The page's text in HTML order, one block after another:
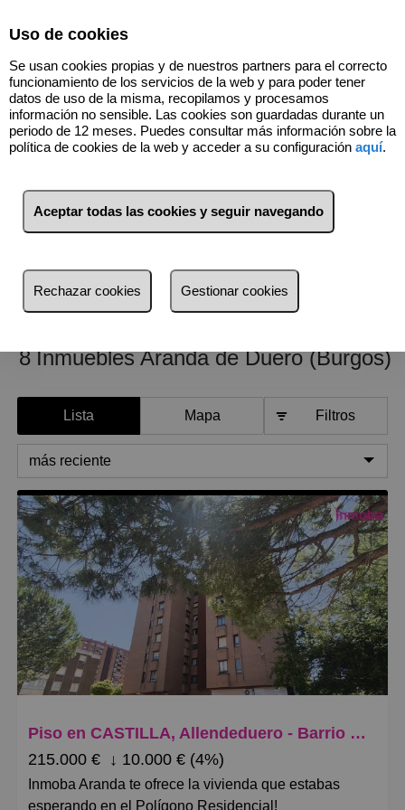
947501662
8 Inmuebles Aranda de Duero (Burgos)
Lista Mapa Filtros
más reciente
más reciente
Menos reciente
Baratos
Caros
Pequeños
Grandes
Piso en CASTILLA, Allendeduero - Barrio de la Estación
215.000 € ↓ 10.000 € (4%)
esperando en el Polígono Residencial!
Uso de cookies
Se usan cookies propias y de nuestros partners para el correcto
funcionamiento de los servicios de la web y para poder tener
datos de uso de la misma, recopilamos y procesamos
información no sensible. Las cookies son guardadas durante un
periodo de 12 meses. Puedes consultar más información sobre la
política de cookies de la web y acceder a su configuración aquí.
Aceptar todas las cookies y seguir navegando
Rechazar cookies Gestionar cookies